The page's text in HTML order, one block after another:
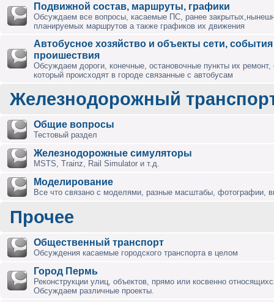
Подвижной состав, маршруты, графики
Обсуждаем все вопросы, касаемые ПС, ранее
планируемых маршрутов а также графиков их движения
Автобусное хозяйство и объекты сети,
проишествия
Обсуждаем дороги, конечные, остановочные пункты их ремонт,
который происходят в городе связанные с автобусам
Железнодорожный
Общие вопросы
Тестовый раздел
Железнодорожные симуляторы
MSTS, Trainz, Rail Simulator и т.д.
Моделирование
Все что связано с моделями, разные масштабы, фотографии,
Прочее
Общественный транспорт
Обсуждения касаемые городского транспорта в целом
Город Пермь
Реконструкции улиц, объектов, прямо или косвенно
Обсуждаем различные проекты.